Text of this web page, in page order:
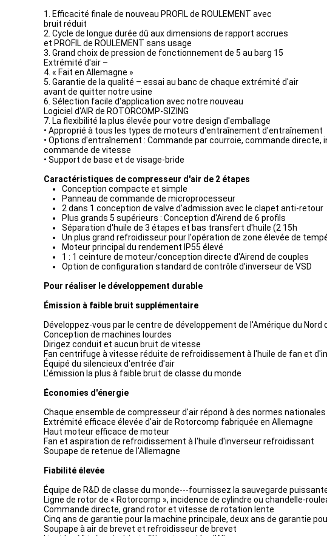
1. Efficacité finale de nouveau PROFIL de ROULEMENT avec
bruit réduit
2. Cycle de longue durée dû aux dimensions de rapport accrues
et PROFIL de ROULEMENT sans usage
3. Grand choix de pression de fonctionnement de 5 au barg 15
Extrémité d'air –
4. « Fait en Allemagne »
5. Garantie de la qualité – essai au banc de chaque extrémité d'air
avant de quitter notre usine
6. Sélection facile d'application avec notre nouveau
Logiciel d'AIR de ROTORCOMP-SIZING
7. La flexibilité la plus élevée pour votre design d'emballage
• Approprié à tous les types de moteurs d'entraînement d'entraînement
• Options d'entraînement : Commande par courroie, commande directe,
commande de vitesse
• Support de base et de visage-bride
Caractéristiques de compresseur d'air de 2 étapes
Conception compacte et simple
Panneau de commande de microprocesseur
2 dans 1 conception de valve d'admission avec le clapet anti-retour
Plus grands 5 supérieurs : Conception d'Airend de 6 profils
Séparation d'huile de 3 étapes et bas transfert d'huile (2 15h
Un plus grand refroidisseur pour l'opération de zone élevée de
Moteur principal du rendement IP55 élevé
1 : 1 ceinture de moteur/conception directe d'Airend de couples
Option de configuration standard de contrôle d'inverseur de VSD
Pour réaliser le développement durable
Émission à faible bruit supplémentaire
Développez-vous par le centre de développement de l'Amérique du
Conception de machines lourdes
Dirigez conduit et aucun bruit de vitesse
Fan centrifuge à vitesse réduite de refroidissement à l'huile de fan et
Équipé du silencieux d'entrée d'air
L'émission la plus à faible bruit de classe du monde
Économies d'énergie
Chaque ensemble de compresseur d'air répond à des normes
Extrémité efficace élevée d'air de Rotorcomp fabriquée en Allemagne
Haut moteur efficace de moteur
Fan et aspiration de refroidissement à l'huile d'inverseur refroidissant
Soupape de retenue de l'Allemagne
Fiabilité élevée
Équipe de R&D de classe du monde---fournissez la sauvegarde
Ligne de rotor de « Rotorcomp », incidence de cylindre ou chandelle-
Commande directe, grand rotor et vitesse de rotation lente
Cinq ans de garantie pour la machine principale, deux ans de garantie
Soupape à air de brevet et refroidisseur de brevet